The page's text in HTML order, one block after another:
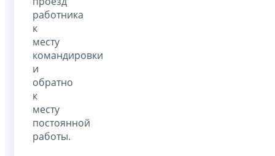
работника
к
месту
командировки
и
обратно
к
месту
постоянной
работы.